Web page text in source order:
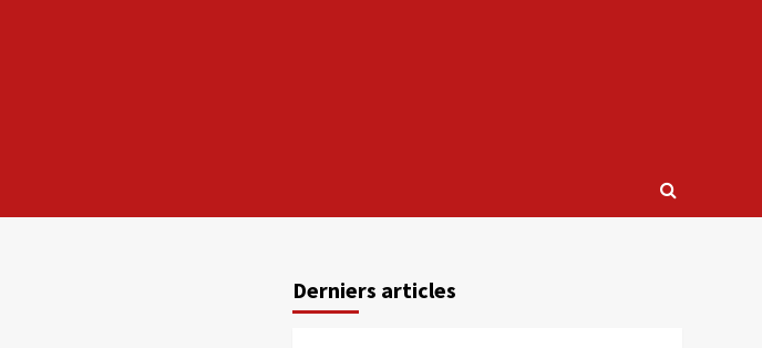
Derniers articles